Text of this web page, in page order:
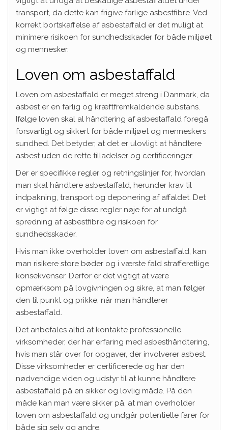
transport, da dette kan frigive farlige asbestfibre. Ved
korrekt bortskaffelse af asbestaffald er det muligt at
minimere risikoen for sundhedsskader for både miljøet
og mennesker.
Loven om asbestaffald
Loven om asbestaffald er meget streng i Danmark, da
asbest er en farlig og kræftfremkaldende substans.
Ifølge loven skal al håndtering af asbestaffald foregå
forsvarligt og sikkert for både miljøet og menneskers
sundhed. Det betyder, at det er ulovligt at håndtere
asbest uden de rette tilladelser og certificeringer.
Der er specifikke regler og retningslinjer for, hvordan
man skal håndtere asbestaffald, herunder krav til
indpakning, transport og deponering af affaldet. Det
er vigtigt at følge disse regler nøje for at undgå
spredning af asbestfibre og risikoen for
sundhedsskader.
Hvis man ikke overholder loven om asbestaffald, kan
man risikere store bøder og i værste fald strafferetlige
konsekvenser. Derfor er det vigtigt at være
opmærksom på lovgivningen og sikre, at man følger
den til punkt og prikke, når man håndterer
asbestaffald.
Det anbefales altid at kontakte professionelle
virksomheder, der har erfaring med asbesthåndtering,
hvis man står over for opgaver, der involverer asbest.
Disse virksomheder er certificerede og har den
nødvendige viden og udstyr til at kunne håndtere
asbestaffald på en sikker og lovlig måde. På den
måde kan man være sikker på, at man overholder
loven om asbestaffald og undgår potentielle farer for
både sig selv og andre.